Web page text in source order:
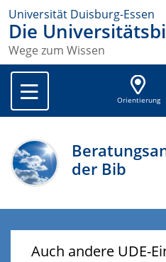
Universität Duisburg-Essen
Die
Wege zum Wissen
Orientierung
der Bib
Auch andere UDE-